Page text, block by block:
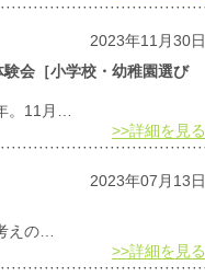
2023年11月30日
会［小学校・幼稚園選び
。11月…
>>詳細を見る
2023年07月13日
えの…
>>詳細を見る